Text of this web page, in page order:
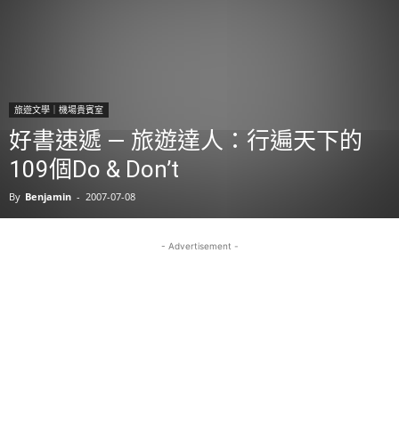
旅遊文學｜機場貴賓室
好書速遞 — 旅遊達人：行遍天下的
109個Do & Don’t
By Benjamin - 2007-07-08
- Advertisement -